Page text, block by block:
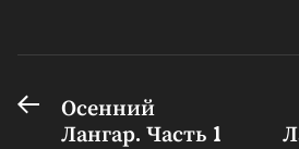
Навигация
Предыдущая
запись:
Осенний
Лангар. Часть 1